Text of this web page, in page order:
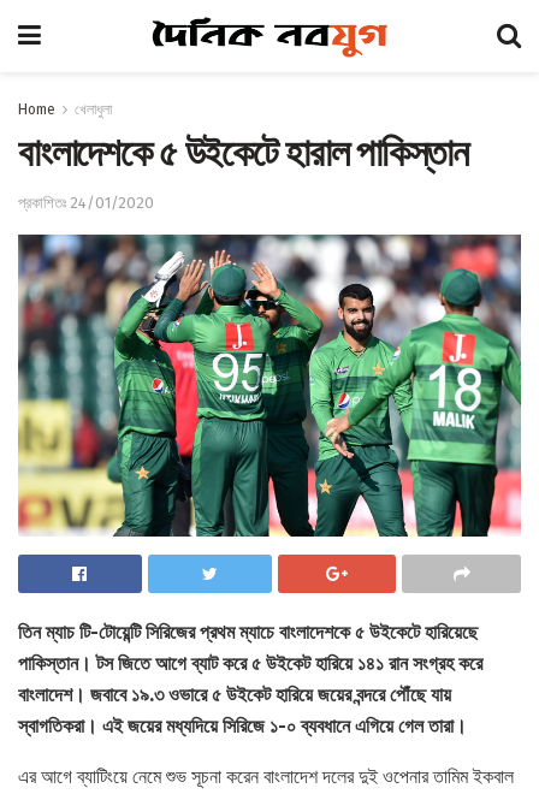
Home খেলাধুলা
বাংলাদেশকে ৫ উইকেটে হারাল পাকিস্তান
প্রকাশিতঃ 24/01/2020
তিন ম্যাচ টি-টোয়েন্টি সিরিজের প্রথম ম্যাচে বাংলাদেশকে ৫ উইকেটে হারিয়েছে
পাকিস্তান। টস জিতে আগে ব্যাট করে ৫ উইকেট হারিয়ে ১৪১ রান সংগ্রহ করে
বাংলাদেশ। জবাবে ১৯.৩ ওভারে ৫ উইকেট হারিয়ে জয়ের বন্দরে পৌঁছে যায়
স্বাগতিকরা। এই জয়ের মধ্যদিয়ে সিরিজে ১-০ ব্যবধানে এগিয়ে গেল তারা।
এর আগে ব্যাটিংয়ে নেমে শুভ সূচনা করেন বাংলাদেশ দলের দুই ওপেনার তামিম ইকবাল